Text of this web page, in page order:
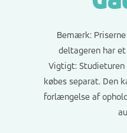
Bemærk:
deltageren har et
Vigtigt:
købes separat. Den
forlængelse af